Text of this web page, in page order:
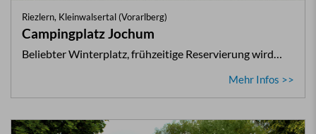
Riezlern, Kleinwalsertal (Vorarlberg)
Campingplatz Jochum
Beliebter Winterplatz, frühzeitige Reservierung wird…
Mehr Infos >>